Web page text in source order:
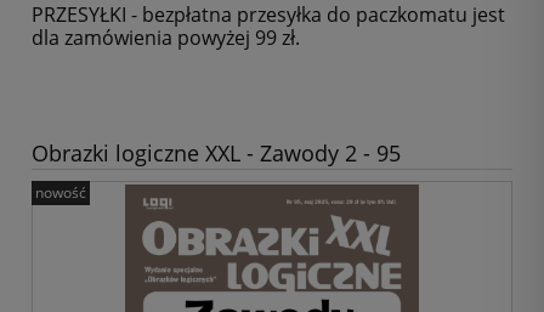
PRZESYŁKI - bezpłatna przesyłka do paczkomatu jest
dla zamówienia powyżej 99 zł.
Obrazki logiczne XXL - Zawody 2 - 95
nowość